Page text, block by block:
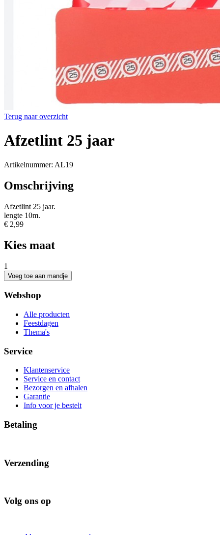
Terug naar overzicht
Afzetlint 25 jaar
Artikelnummer: AL19
Omschrijving
Afzetlint 25 jaar.
lengte 10m.
€ 2,99
Kies maat
1
Webshop
Alle producten
Feestdagen
Thema's
Service
Klantenservice
Service en contact
Bezorgen en afhalen
Garantie
Info voor je bestelt
Betaling
Verzending
Volg ons op